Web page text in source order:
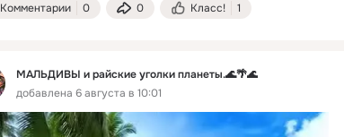
Комментарии 0 0 Класс! 1
МАЛЬДИВЫ и райские уголки планеты.🌊🌴🌊
добавлена 6 августа в 10:01